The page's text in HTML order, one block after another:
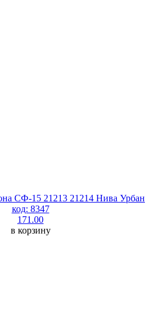
СФ-15 21213 21214 Нива Урбан
код: 8347
171.00
в корзину